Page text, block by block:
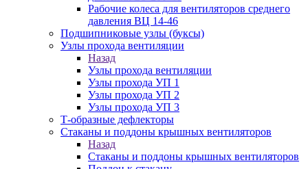
Рабочие колеса для вентиляторов среднего
давления ВЦ 14-46
Подшипниковые узлы (буксы)
Узлы прохода вентиляции
Назад
Узлы прохода вентиляции
Узлы прохода УП 1
Узлы прохода УП 2
Узлы прохода УП 3
Т-образные дефлекторы
Стаканы и поддоны крышных вентиляторов
Назад
Стаканы и поддоны крышных вентиляторов